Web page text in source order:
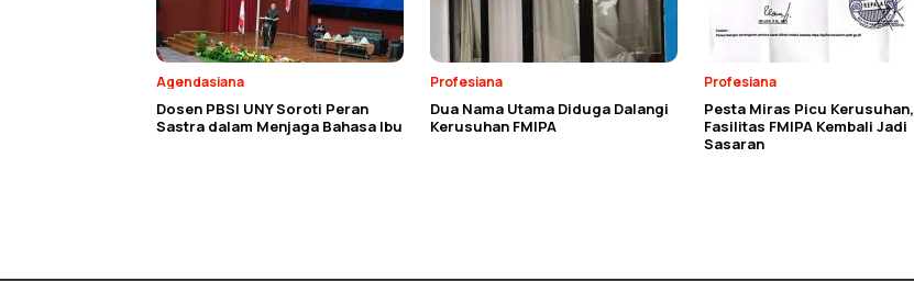
Agendasiana
Dosen PBSI UNY Soroti Peran
Sastra dalam Menjaga Bahasa Ibu
Profesiana
Dua Nama Utama Diduga Dalangi
Kerusuhan FMIPA
Profesiana
Pesta Miras Picu Kerusuhan,
Fasilitas FMIPA Kembali Jadi
Sasaran